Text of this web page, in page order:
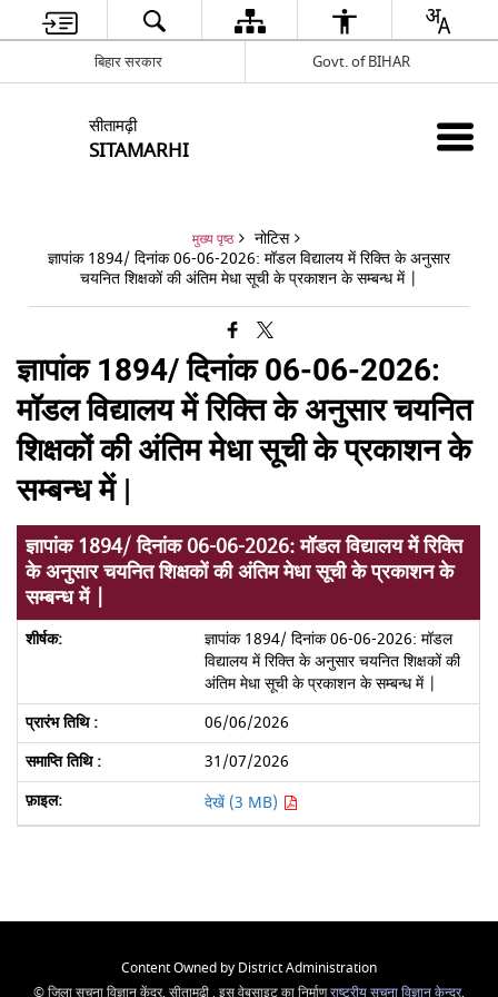
बिहार सरकार Govt. of BIHAR
सीतामढ़ी
SITAMARHI
मुख्य पृष्ठ
नोटिस
ज्ञापांक 1894/ दिनांक 06-06-2026: मॉडल विद्यालय में रिक्ति के अनुसार
चयनित शिक्षकों की अंतिम मेधा सूची के प्रकाशन के सम्बन्ध में |
ज्ञापांक 1894/ दिनांक 06-06-2026:
मॉडल विद्यालय में रिक्ति के अनुसार चयनित
शिक्षकों की अंतिम मेधा सूची के प्रकाशन के
सम्बन्ध में |
ज्ञापांक 1894/ दिनांक 06-06-2026: मॉडल विद्यालय में रिक्ति
के अनुसार चयनित शिक्षकों की अंतिम मेधा सूची के प्रकाशन के
सम्बन्ध में |
ज्ञापांक 1894/ दिनांक 06-06-2026: मॉडल
विद्यालय में रिक्ति के अनुसार चयनित शिक्षकों की
अंतिम मेधा सूची के प्रकाशन के सम्बन्ध में |
06/06/2026
31/07/2026
देखें (3 MB)
Content Owned by District Administration
© जिला सूचना विज्ञान केंद्र, सीतामढ़ी , इस वेबसाइट का निर्माणराष्ट्रीय सूचना विज्ञान केन्द्र,